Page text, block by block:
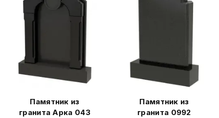
Памятник из
гранита Арка 043
Памятник из
гранита 0992